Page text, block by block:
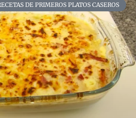
DE PRIMEROS PLATOS CASEROS